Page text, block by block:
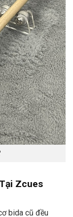
Zcues
bida cũ đều